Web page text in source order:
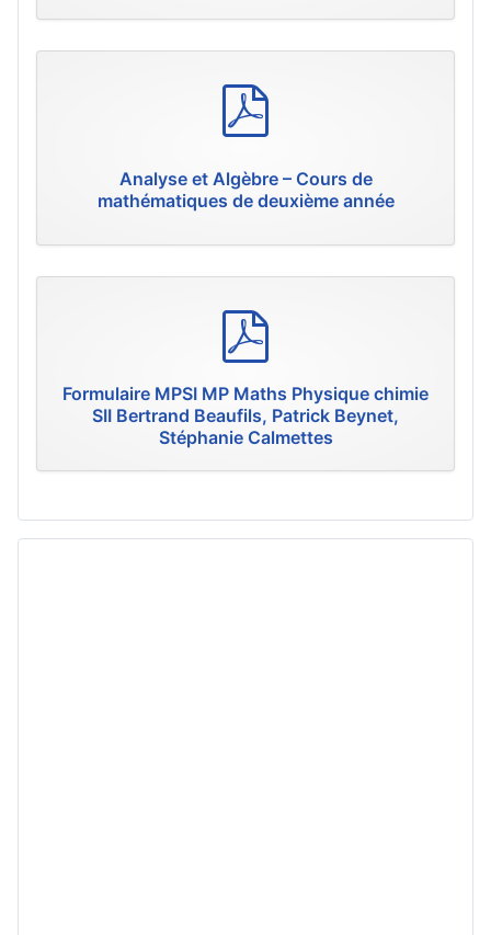
Analyse et Algèbre – Cours de
mathématiques de deuxième année
Formulaire MPSI MP Maths Physique chimie
SII Bertrand Beaufils, Patrick Beynet,
Stéphanie Calmettes